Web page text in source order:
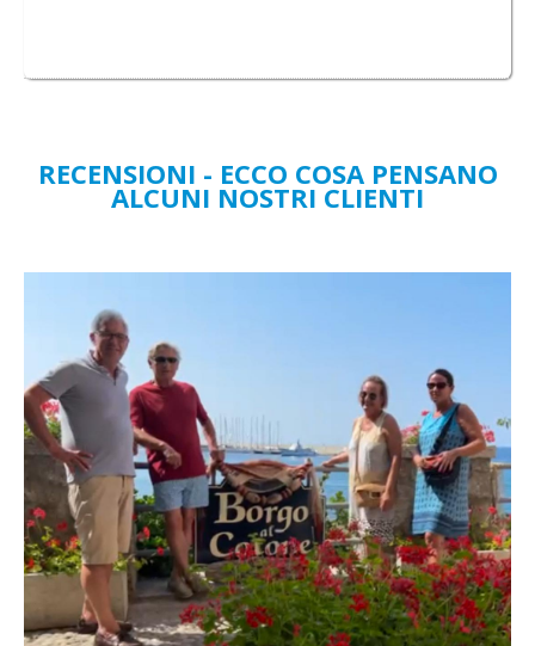
RECENSIONI - ECCO COSA PENSANO
ALCUNI NOSTRI CLIENTI